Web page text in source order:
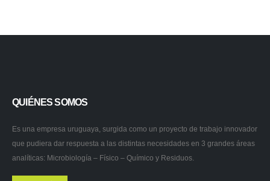
QUIÉNES SOMOS
Es una empresa uruguaya, surgida como un proyecto de trabajo innovador
que pudiera dar respuesta a las distintas necesidades en 3 grandes áreas
analíticas: Microbiología – Físico – Químico y Residuos.